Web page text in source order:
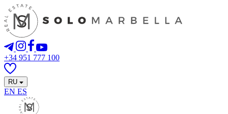
+34 951 777 100
RU
EN ES